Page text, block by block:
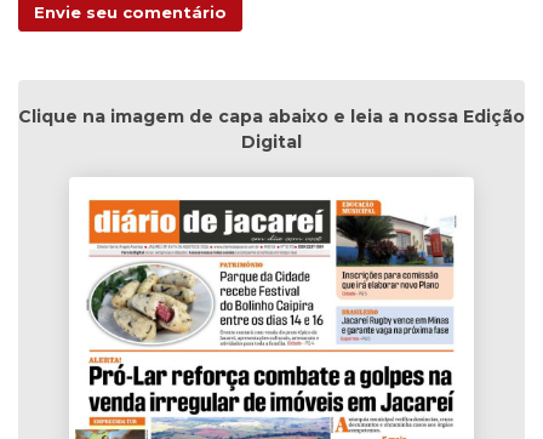
Envie seu comentário
Clique na imagem de capa abaixo e leia a nossa Edição
Digital